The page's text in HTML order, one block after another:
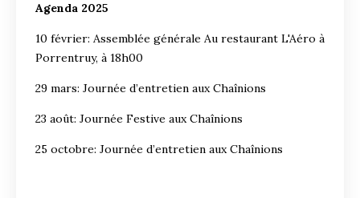
Agenda 2025
10 février: Assemblée générale Au restaurant L'Aéro à
Porrentruy, à 18h00
29 mars: Journée d’entretien aux Chaînions
23 août: Journée Festive aux Chaînions
25 octobre: Journée d’entretien aux Chaînions